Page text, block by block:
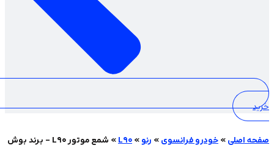
»خودرو فرانسوی»رنو»
L90
» شمع موتور L90 – برند بوش